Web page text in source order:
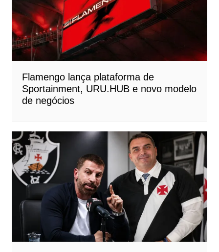
Flamengo lança plataforma de
Sportainment, URU.HUB e novo modelo
de negócios